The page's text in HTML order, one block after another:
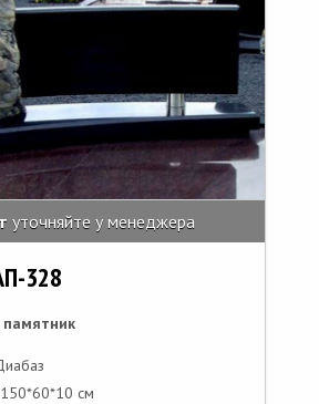
уточняйте у менеджера
328
памятник
150*60*10 см